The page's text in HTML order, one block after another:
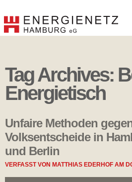
Tag Archives:
Energietisch
Unfaire Methoden
Volksentscheide in
und Berlin
VERFASST VON MATTHIAS EDERHOFAM